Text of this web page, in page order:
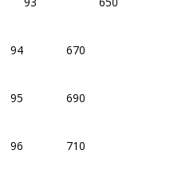
94 670
95 690
96 710